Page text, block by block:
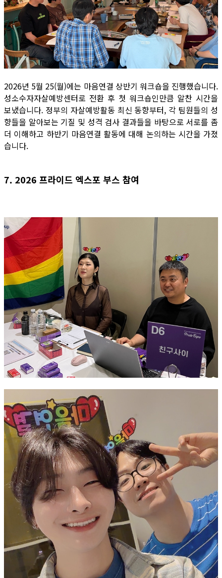
2026년 5월 25(월)에는 마음연결 상반기 워크숍을 진행했습니다.
성소수자자살예방센터로 전환 후 첫 워크숍인만큼 알찬 시간을
보냈습니다. 정부의 자살예방활동 최신 동향부터, 각 팀원들의 성
향들을 알아보는 기질 및 성격 검사 결과들을 바탕으로 서로를 좀
더 이해하고 하반기 마음연결 활동에 대해 논의하는 시간을 가졌
습니다.
7. 2026 프라이드 엑스포 부스 참여